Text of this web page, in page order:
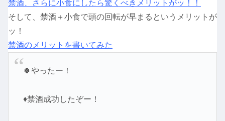
禁酒、さらに小食にしたら驚くべきメリットがッ！！
そして、禁酒＋小食で頭の回転が早まるというメリットが
ッ！
禁酒のメリットを書いてみた
🍀やったー！
♦禁酒成功したぞー！